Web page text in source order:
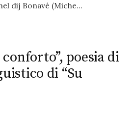
dij Bonavé (Miche...
conforto”, poesia di
di “Su